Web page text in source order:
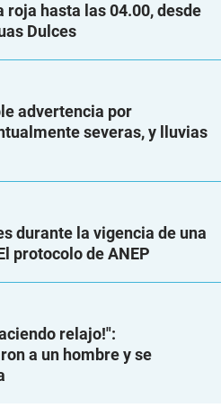
hasta las 04.00, desde
Dulces
advertencia por
severas, y lluvias
durante la vigencia de una
protocolo de ANEP
relajo!":
a un hombre y se